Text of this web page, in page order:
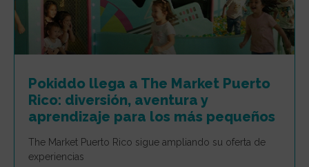
Pokiddo llega a The Market Puerto
Rico: diversión, aventura y
aprendizaje para los más pequeños
The Market Puerto Rico sigue ampliando su oferta de
experiencias